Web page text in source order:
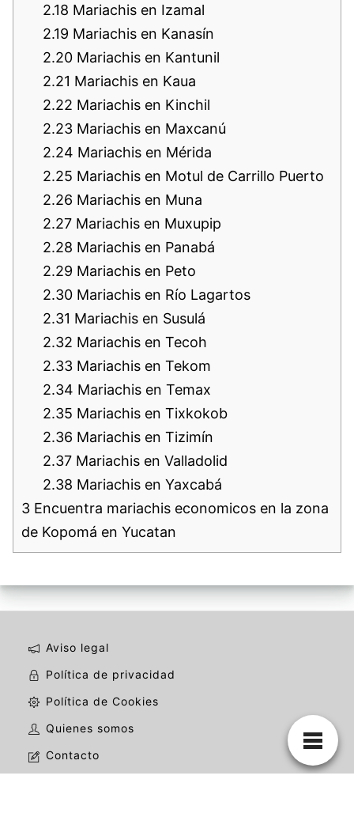
2.18 Mariachis en Izamal
2.19 Mariachis en Kanasín
2.20 Mariachis en Kantunil
2.21 Mariachis en Kaua
2.22 Mariachis en Kinchil
2.23 Mariachis en Maxcanú
2.24 Mariachis en Mérida
2.25 Mariachis en Motul de Carrillo Puerto
2.26 Mariachis en Muna
2.27 Mariachis en Muxupip
2.28 Mariachis en Panabá
2.29 Mariachis en Peto
2.30 Mariachis en Río Lagartos
2.31 Mariachis en Susulá
2.32 Mariachis en Tecoh
2.33 Mariachis en Tekom
2.34 Mariachis en Temax
2.35 Mariachis en Tixkokob
2.36 Mariachis en Tizimín
2.37 Mariachis en Valladolid
2.38 Mariachis en Yaxcabá
3 Encuentra mariachis economicos en la zona
de Kopomá en Yucatan
Aviso legal
Política de privacidad
Política de Cookies
Quienes somos
Contacto